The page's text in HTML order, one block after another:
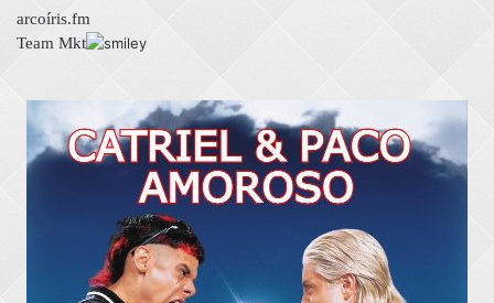
arcoíris.fm
Team Mkt